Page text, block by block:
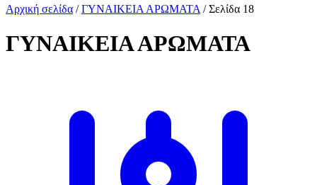
Αρχική σελίδα /ΓΥΝΑΙΚΕΙΑ ΑΡΩΜΑΤΑ /Σελίδα 18
ΓΥΝΑΙΚΕΙΑ ΑΡΩΜΑΤΑ